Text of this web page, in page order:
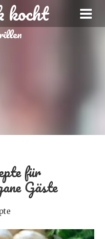
kocht
für
Gäste